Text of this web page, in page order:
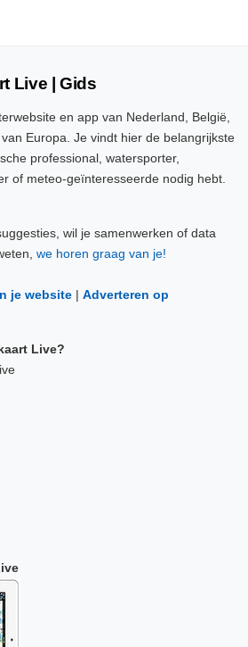
Live | Gids
en app van Nederland, België,
Europa. Je vindt hier de belangrijkste
professional, watersporter,
of meteo-geïnteresseerde nodig hebt.
wil je samenwerken of data
we horen graag van je!
je website | Adverteren op
Live?